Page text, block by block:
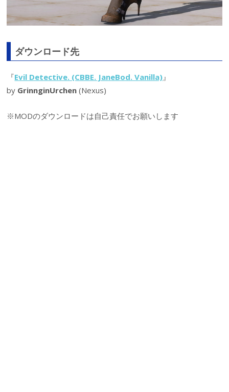
ダウンロード先
『Evil Detective. (CBBE. JaneBod. Vanilla) 』
by GrinnginUrchen (Nexus)
※MODのダウンロードは自己責任でお願いします